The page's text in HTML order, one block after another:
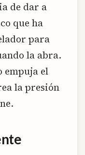
de dar a
que ha
para
la abra.
empuja el
la presión